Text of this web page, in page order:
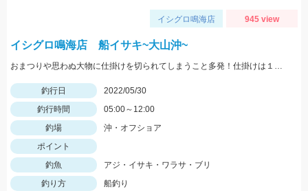
イシグロ鳴海店 945 view
イシグロ鳴海店 船イサキ~大山沖~
おまつりや思わぬ大物に仕掛けを切られてしまうこと多発！仕掛けは１０セットはあると安心です！
釣行日
2022/05/30
釣行時間
05:00～12:00
釣場
沖・オフショア
ポイント
釣魚
アジ・イサキ・ワラサ・ブリ
釣り方
船釣り